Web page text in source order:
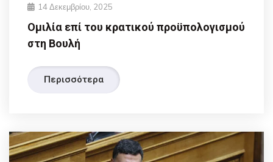
14 Δεκεμβρίου, 2025
Ομιλία επί του κρατικού προϋπολογισμού
στη Βουλή
Περισσότερα